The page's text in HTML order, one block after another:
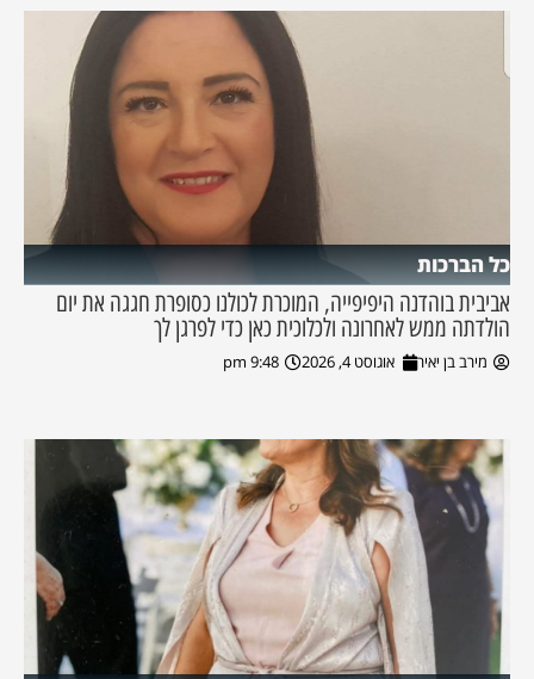
כל הברכות
אביבית בוהדנה היפיפייה, המוכרת לכולנו כסופרת חגגה את יום
הולדתה ממש לאחרונה ולכלוכית כאן כדי לפרגן לך
מירב בן יאיר אוגוסט 4, 2026 9:48 pm